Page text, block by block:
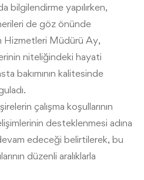
bilgilendirme yapılırken,
de göz önünde
Hizmetleri Müdürü Ay,
niteliğindeki hayati
bakımının kalitesinde
çalışma koşullarının
desteklenmesi adına
edeceği belirtilerek, bu
düzenli aralıklarla